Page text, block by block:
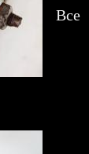
Все